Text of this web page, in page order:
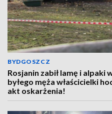
BYDGOSZCZ
Rosjanin zabił lamę i alpaki
byłego męża właścicielki
akt oskarżenia!